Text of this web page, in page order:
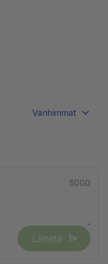
Vanhimmat
5000
Lähetä